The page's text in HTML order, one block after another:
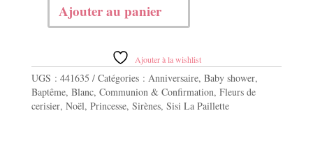
PAILLETTE
-
Paillettes
Ajouter au panier
Ajouter à la wishlist
UGS : 441635 Catégories : Anniversaire, Baby shower,
Baptême, Blanc, Communion & Confirmation, Fleurs de
cerisier, Noël, Princesse, Sirènes, Sisi La Paillette